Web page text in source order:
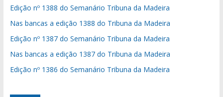
Edição nº 1388 do Semanário Tribuna da Madeira
Nas bancas a edição 1388 do Tribuna da Madeira
Edição nº 1387 do Semanário Tribuna da Madeira
Nas bancas a edição 1387 do Tribuna da Madeira
Edição nº 1386 do Semanário Tribuna da Madeira